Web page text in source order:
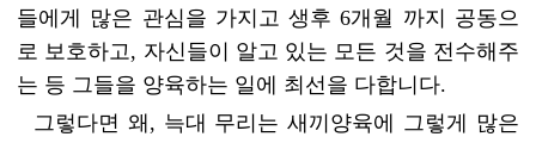
들에게 많은 관심을 가지고 생후 6개월 까지 공동으
로 보호하고, 자신들이 알고 있는 모든 것을 전수해주
는 등 그들을 양육하는 일에 최선을 다합니다.
그렇다면 왜, 늑대 무리는 새끼양육에 그렇게 많은